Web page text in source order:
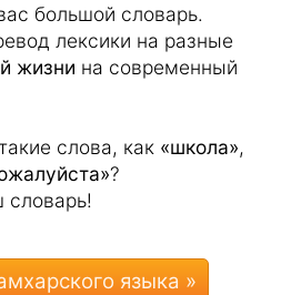
большой словарь.
лексики на разные
жизни на современный
слова, как «школа»,
?
словарь!
языка »